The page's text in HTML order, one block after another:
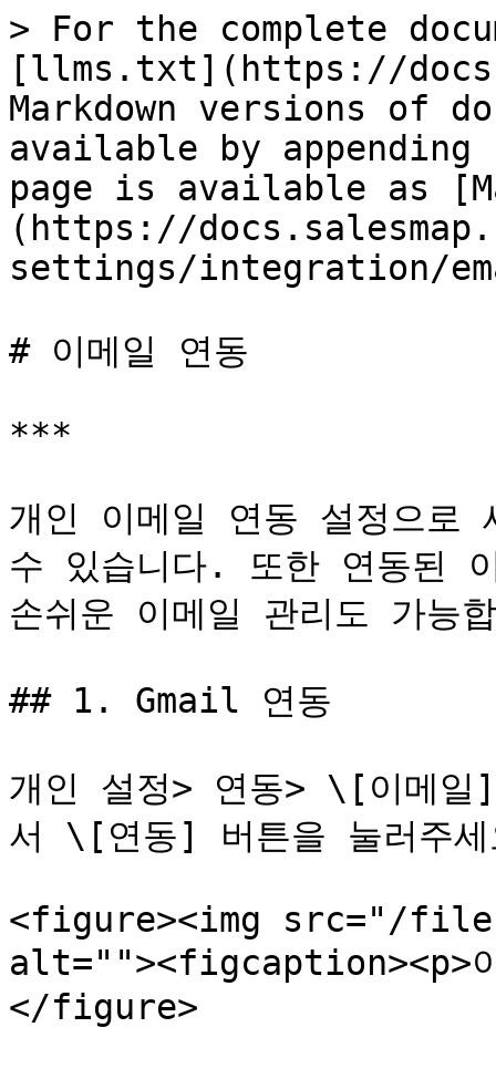
> For the complete
[llms.txt](https://
Markdown versions of
available by
page is available as
(https://
settings/integration/
# 이메일 연동
***
개인 이메일 연동 설정으로
수 있습니다. 또한 연동된
손쉬운 이메일 관리도 가능
## 1. Gmail 연동
개인 설정> 연동> \[이메
서 \[연동] 버튼을 눌러주
<figure><img src="/files/
alt=""><figcaption><p>
</figure>